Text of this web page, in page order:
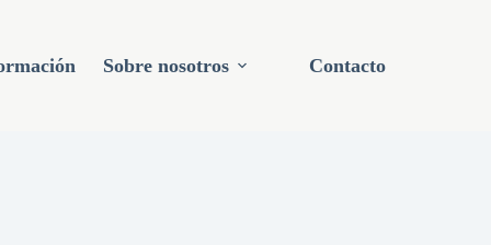
Sobre nosotros Contacto